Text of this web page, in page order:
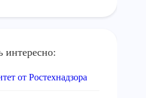
от Ростехнадзора